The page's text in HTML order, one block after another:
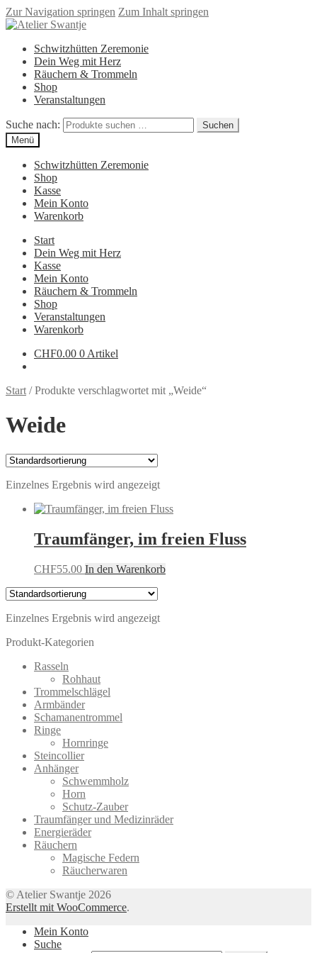
Zur Navigation springen Zum Inhalt springen
Schwitzhütten Zeremonie
Dein Weg mit Herz
Räuchern & Trommeln
Shop
Veranstaltungen
Suche nach:
Suchen
Menü
Schwitzhütten Zeremonie
Shop
Kasse
Mein Konto
Warenkorb
Start
Dein Weg mit Herz
Kasse
Mein Konto
Räuchern & Trommeln
Shop
Veranstaltungen
Warenkorb
CHF0.00 0 Artikel
Start /Produkte verschlagwortet mit „Weide“
Weide
Einzelnes Ergebnis wird angezeigt
Traumfänger, im freien Fluss
CHF55.00 In den Warenkorb
Einzelnes Ergebnis wird angezeigt
Produkt-Kategorien
Rasseln
Rohhaut
Trommelschlägel
Armbänder
Schamanentrommel
Ringe
Hornringe
Steincollier
Anhänger
Schwemmholz
Horn
Schutz-Zauber
Traumfänger und Medizinräder
Energieräder
Räuchern
Magische Federn
Räucherwaren
© Atelier Swantje 2026
Erstellt mit WooCommerce.
Mein Konto
Suche